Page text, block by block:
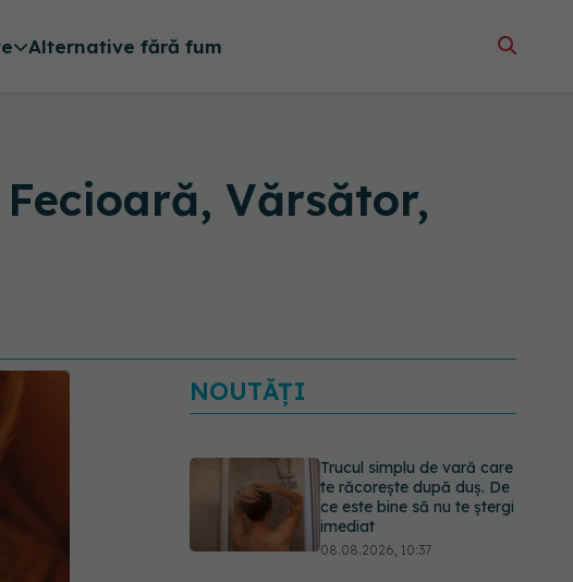
Alternative fără fum
Fecioară, Vărsător,
NOUTĂȚI
Trucul simplu de vară care
te răcorește după duș. De
ce este bine să nu te ștergi
imediat
08.08.2026, 10:37